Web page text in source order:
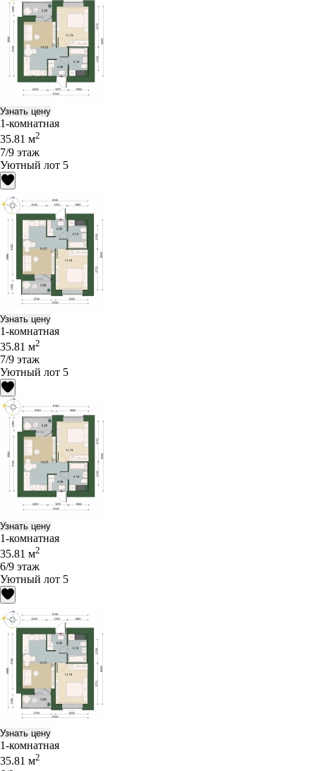
Узнать цену
1-комнатная
35.81 м2
7/9 этаж
Уютный лот 5
Узнать цену
1-комнатная
35.81 м2
7/9 этаж
Уютный лот 5
Узнать цену
1-комнатная
35.81 м2
6/9 этаж
Уютный лот 5
Узнать цену
1-комнатная
35.81 м2